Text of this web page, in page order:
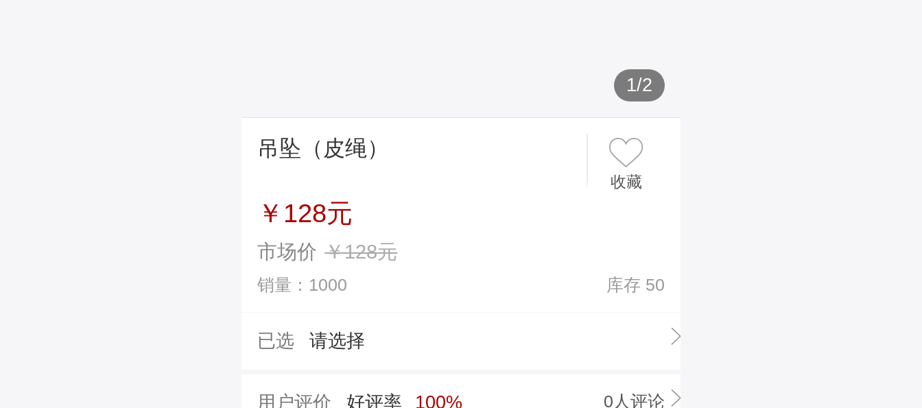
1/2
吊坠（皮绳）
收藏
￥128元
市场价 ￥128元
销量：1000 库存 50
已选 请选择
用户评价 好评率 100% 0人评论